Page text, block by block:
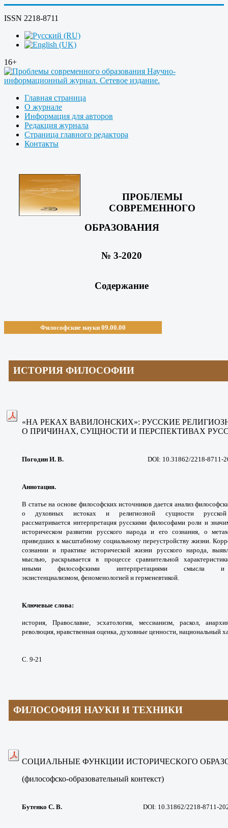
ISSN 2218-8711
16+
Главная страница
О журнале
Информация для авторов
Редакция журнала
Страница главного редактора
Контакты
ПРОБЛЕМЫ
СОВРЕМЕННОГО
ОБРАЗОВАНИЯ
№ 3-2020
Содержание
Философские науки 09.00.00
ИСТОРИЯ ФИЛОСОФИИ
«НА РЕКАХ ВАВИЛОНСКИХ»: РУССКИЕ
О ПРИЧИНАХ, СУЩНОСТИ И ПЕРСПЕКТИВАХ
Погодин И. В. DOI: 10.31862/2218-8711-
Аннотация.
В статье на основе философскихисточников дается анализ
о духовныхистоках и религиозной сущности
рассматривается интерпретация русскими философами роли и
историческом развитии русского народаи его сознания, о
приведших к масштабному социальному переустройству жизни.
сознаниии практике исторической жизни русскогонарода,
мыслью, раскрывается в процессе сравнительной
инымифилософскими интерпретациями
экзистенциализмом, феноменологией и герменевтикой.
Ключевые слова:
история, Православие, эсхатология, мессианизм, раскол,
революция, нравственная оценка, духовные ценности, национальный
С. 9-21
ФИЛОСОФИЯ НАУКИ И ТЕХНИКИ
СОЦИАЛЬНЫЕ ФУНКЦИИ ИСТОРИЧЕСКОГО
(философско-образовательный контекст)
Бутенко С. В. DOI: 10.31862/2218-8711-